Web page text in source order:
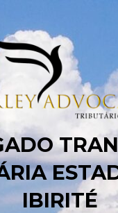
IBIRITÉ